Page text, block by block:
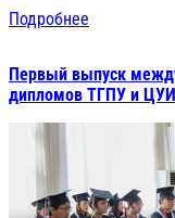
Подробнее
Первый выпуск
дипломов ТГПУ и